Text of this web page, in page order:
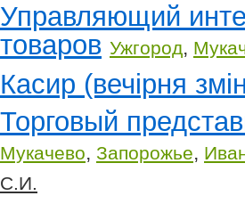
Управляющий
товаров Ужгород,
Касир (вечірня
Торговый
Мукачево, Запорожье,
С.И.